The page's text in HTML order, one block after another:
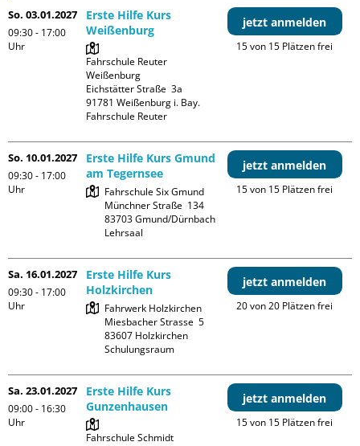
So. 03.01.2027
09:30 - 17:00
Uhr
Erste Hilfe Kurs
Weißenburg
Fahrschule Reuter
Weißenburg
Eichstätter Straße  3a
91781 Weißenburg i. Bay.
Fahrschule Reuter
jetzt anmelden
15 von 15 Plätzen frei
So. 10.01.2027
09:30 - 17:00
Uhr
Erste Hilfe Kurs Gmund
am Tegernsee
Fahrschule Six Gmund
Münchner Straße  134
83703 Gmund/Dürnbach
Lehrsaal
jetzt anmelden
15 von 15 Plätzen frei
Sa. 16.01.2027
09:30 - 17:00
Uhr
Erste Hilfe Kurs
Holzkirchen
Fahrwerk Holzkirchen
Miesbacher Strasse  5
83607 Holzkirchen
Schulungsraum
jetzt anmelden
20 von 20 Plätzen frei
Sa. 23.01.2027
09:00 - 16:30
Uhr
Erste Hilfe Kurs
Gunzenhausen
Fahrschule Schmidt
jetzt anmelden
15 von 15 Plätzen frei